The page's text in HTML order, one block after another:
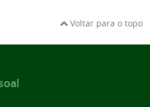
Voltar para o topo